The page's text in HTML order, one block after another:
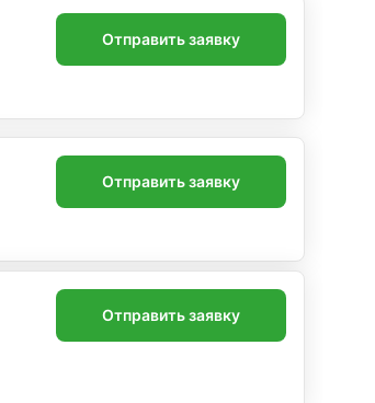
Отправить заявку
Отправить заявку
Отправить заявку